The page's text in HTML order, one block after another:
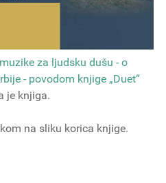
za ljudsku dušu - o
- povodom knjige „Duet“
je knjiga.
na sliku korica knjige.